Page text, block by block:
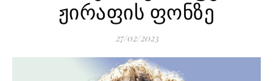
ჟირაფის ფონზე
27/02/2023